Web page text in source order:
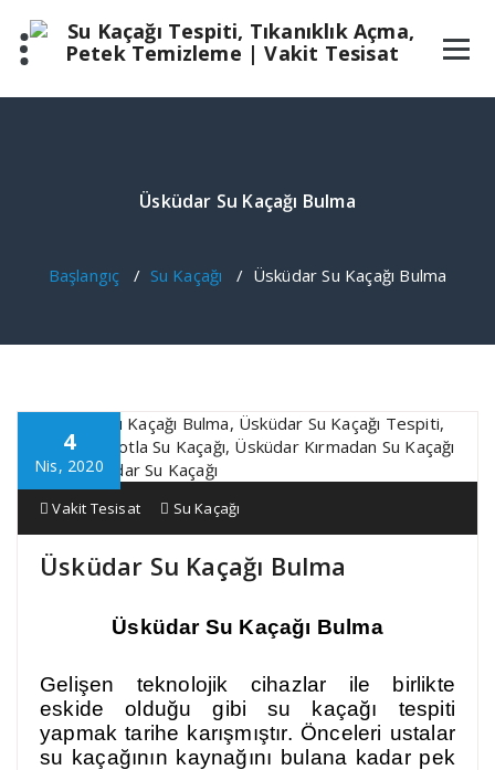
geç
Üsküdar Su Kaçağı Bulma
Başlangıç / Su Kaçağı / Üsküdar Su Kaçağı Bulma
4
Nis, 2020
Vakit Tesisat Su Kaçağı
Üsküdar Su Kaçağı Bulma
Üsküdar Su Kaçağı Bulma
Gelişen teknolojik cihazlar ile birlikte
eskide olduğu gibi su kaçağı tespiti
yapmak tarihe karışmıştır. Önceleri ustalar
su kaçağının kaynağını bulana kadar pek